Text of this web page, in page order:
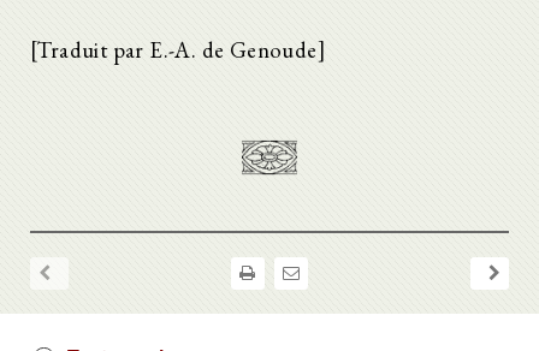
[Traduit par E.-A. de Genoude]